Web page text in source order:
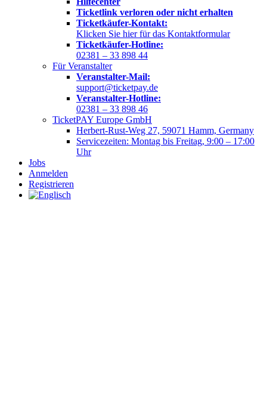
Ticketlink verloren oder nicht erhalten
Ticketkäufer-Kontakt:
Klicken Sie hier für das Kontaktformular
Ticketkäufer-Hotline:
02381 – 33 898 44
Für Veranstalter
Veranstalter-Mail:
support@ticketpay.de
Veranstalter-Hotline:
02381 – 33 898 46
TicketPAY Europe GmbH
Herbert-Rust-Weg 27, 59071 Hamm, Germany
Servicezeiten: Montag bis Freitag, 9:00 – 17:00
Uhr
Jobs
Anmelden
Registrieren